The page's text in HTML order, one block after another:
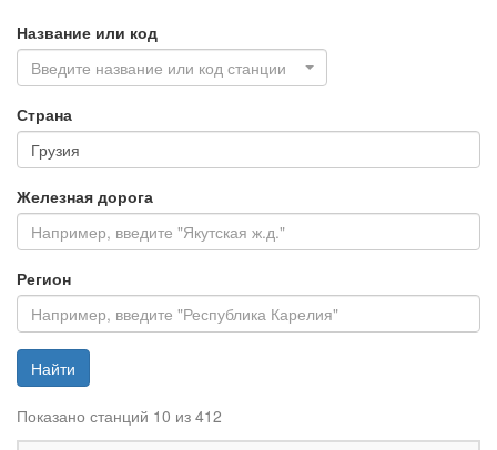
Название или код
Введите название или код станции
Страна
Железная дорога
Регион
Найти
Показано станций 10 из 412